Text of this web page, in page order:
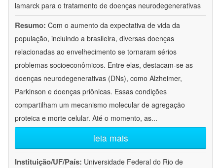
lamarck para o tratamento de doenças neurodegenerativas
Resumo: Com o aumento da expectativa de vida da
população, incluindo a brasileira, diversas doenças
relacionadas ao envelhecimento se tornaram sérios
problemas socioeconômicos. Entre elas, destacam-se as
doenças neurodegenerativas (DNs), como Alzheimer,
Parkinson e doenças priônicas. Essas condições
compartilham um mecanismo molecular de agregação
proteica e morte celular. Até o momento, as...
leia mais
Instituição/UF/País: Universidade Federal do Rio de